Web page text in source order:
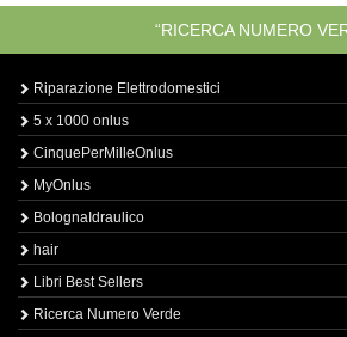
“RICERCA NUMERO
Riparazione Elettrodomestici
5 x 1000 onlus
CinquePerMilleOnlus
MyOnlus
BolognaIdraulico
hair
Libri Best Sellers
Ricerca Numero Verde